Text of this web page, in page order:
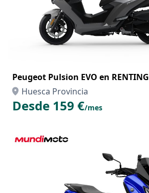
Peugeot Pulsion EVO en RENTING
Huesca Provincia
Desde 159 €/mes